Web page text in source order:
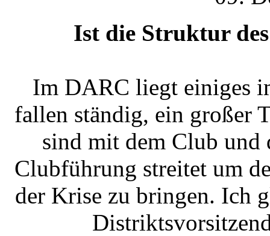
Ist die Struktur
Im DARC liegt einiges
fallen ständig, ein großer
sind mit dem Club und
Clubführung streitet um
der Krise zu bringen. Ich